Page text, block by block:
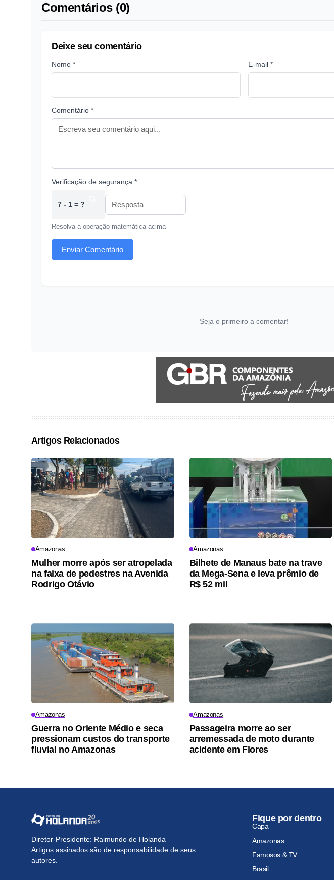
Comentários (0)
Deixe seu comentário
Nome * E-mail *
Comentário *
Verificação de segurança *
7 - 1 = ?
Resolva a operação matemática acima
Enviar Comentário
Seja o primeiro a comentar!
Artigos Relacionados
Amazonas
Mulher morre após ser atropelada
na faixa de pedestres na Avenida
Rodrigo Otávio
Amazonas
Bilhete de Manaus bate na trave
da Mega-Sena e leva prêmio de
R$ 52 mil
Amazonas
Guerra no Oriente Médio e seca
pressionam custos do transporte
fluvial no Amazonas
Amazonas
Passageira morre ao ser
arremessada de moto durante
acidente em Flores
Diretor-Presidente: Raimundo de Holanda
Artigos assinados são de responsabilidade de seus
autores.
Fique por dentro
Capa
Amazonas
Famosos & TV
Brasil